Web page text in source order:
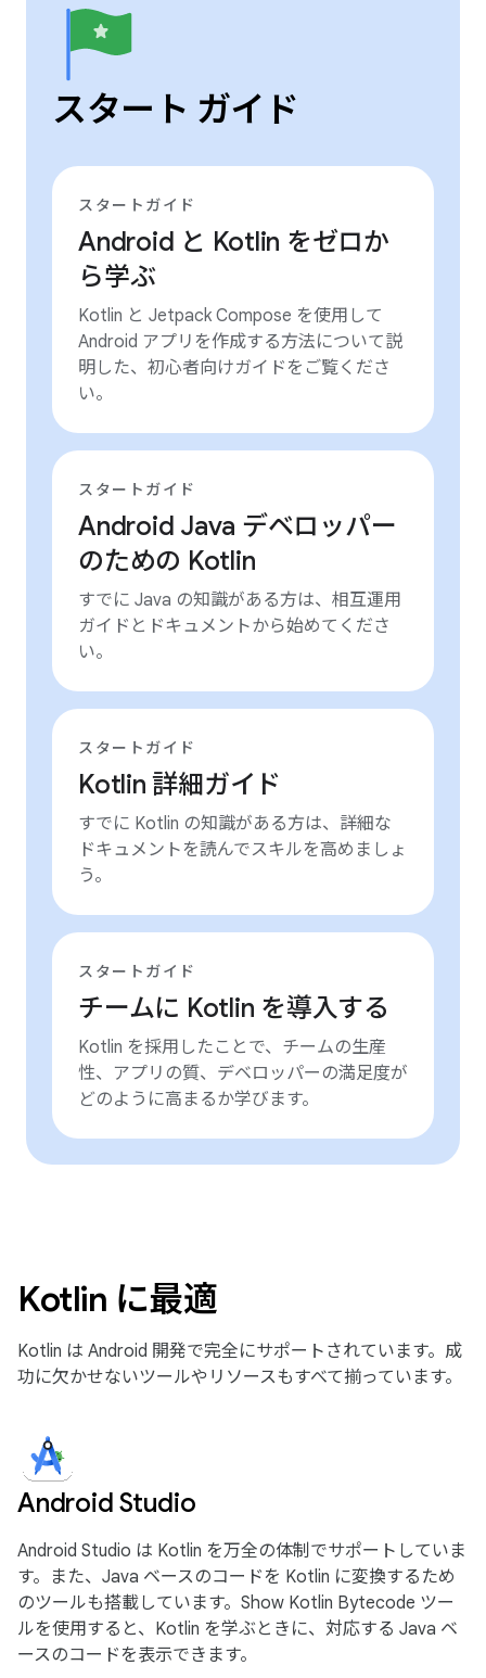
スタート ガイド
スタートガイド
Android と Kotlin をゼロか
ら学ぶ
Kotlin と Jetpack Compose を使用して
Android アプリを作成する方法について説
明した、初心者向けガイドをご覧くださ
い。
スタートガイド
Android Java デベロッパー
のための Kotlin
すでに Java の知識がある方は、相互運用
ガイドとドキュメントから始めてくださ
い。
スタートガイド
Kotlin 詳細ガイド
すでに Kotlin の知識がある方は、詳細な
ドキュメントを読んでスキルを高めましょ
う。
スタートガイド
チームに Kotlin を導入する
Kotlin を採用したことで、チームの生産
性、アプリの質、デベロッパーの満足度が
どのように高まるか学びます。
Kotlin に最適
Kotlin は Android 開発で完全にサポートされています。成
功に欠かせないツールやリソースもすべて揃っています。
Android Studio
Android Studio は Kotlin を万全の体制でサポートしていま
す。また、Java ベースのコードを Kotlin に変換するため
のツールも搭載しています。Show Kotlin Bytecode ツー
ルを使用すると、Kotlin を学ぶときに、対応する Java ベ
ースのコードを表示できます。